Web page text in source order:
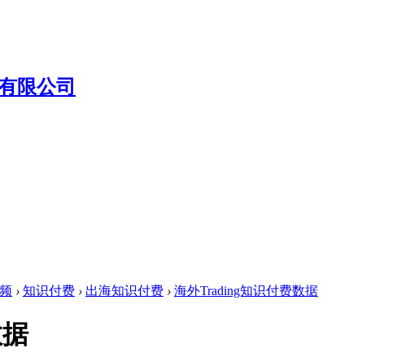
› 知识付费 › 出海知识付费 › 海外Trading知识付费数据